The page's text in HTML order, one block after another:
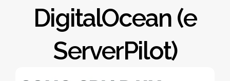
DigitalOcean (e
ServerPilot)